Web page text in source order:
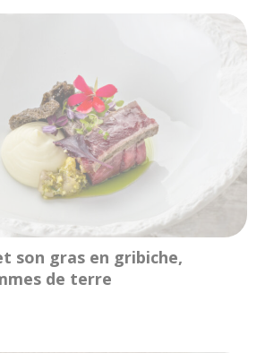
son gras en gribiche,
de terre